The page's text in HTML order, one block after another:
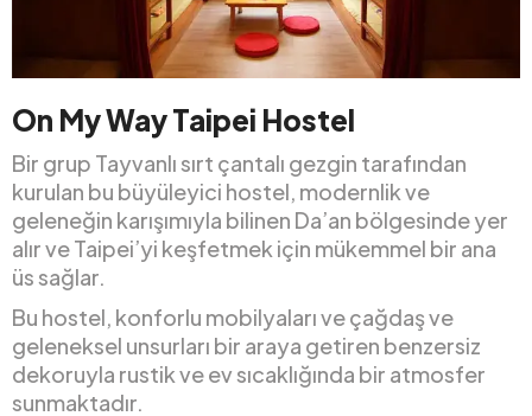
On My Way Taipei Hostel
Bir grup Tayvanlı sırt çantalı gezgin tarafından
kurulan bu büyüleyici hostel, modernlik ve
geleneğin karışımıyla bilinen Da’an bölgesinde yer
alır ve Taipei’yi keşfetmek için mükemmel bir ana
üs sağlar.
Bu hostel, konforlu mobilyaları ve çağdaş ve
geleneksel unsurları bir araya getiren benzersiz
dekoruyla rustik ve ev sıcaklığında bir atmosfer
sunmaktadır.